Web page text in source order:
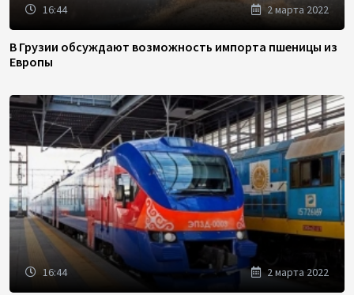
16:44 2 марта 2022
В Грузии обсуждают возможность импорта пшеницы из
Европы
16:44 2 марта 2022